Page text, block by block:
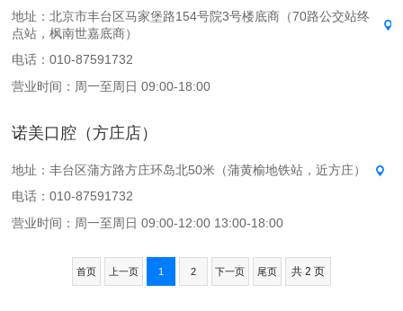
地址：北京市丰台区马家堡路154号院3号楼底商（70路公交站终
点站，枫南世嘉底商）
电话：010-87591732
营业时间：周一至周日 09:00-18:00
诺美口腔（方庄店）
地址：丰台区蒲方路方庄环岛北50米（蒲黄榆地铁站，近方庄）
电话：010-87591732
营业时间：周一至周日 09:00-12:00 13:00-18:00
首页 上一页 1 2 下一页 尾页 共 2 页